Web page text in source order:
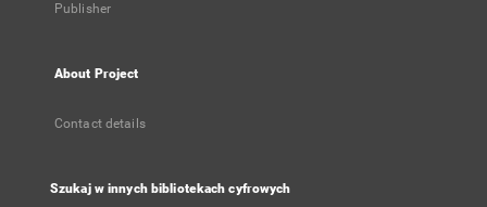
Publisher
About Project
Contact details
Szukaj w innych bibliotekach cyfrowych